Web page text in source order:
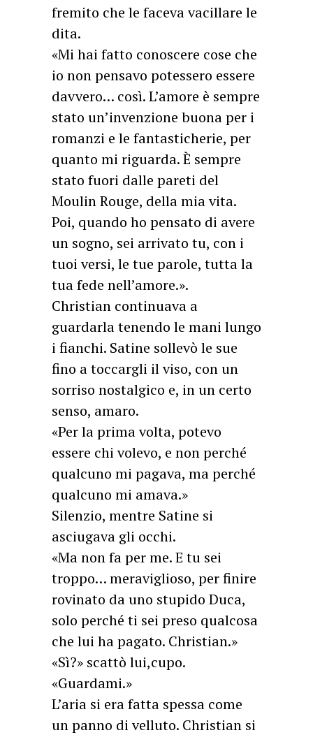
fremito che le faceva vacillare le
dita.
«Mi hai fatto conoscere cose che
io non pensavo potessero essere
davvero… così. L’amore è sempre
stato un’invenzione buona per i
romanzi e le fantasticherie, per
quanto mi riguarda. È sempre
stato fuori dalle pareti del
Moulin Rouge, della mia vita.
Poi, quando ho pensato di avere
un sogno, sei arrivato tu, con i
tuoi versi, le tue parole, tutta la
tua fede nell’amore.».
Christian continuava a
guardarla tenendo le mani lungo
i fianchi. Satine sollevò le sue
fino a toccargli il viso, con un
sorriso nostalgico e, in un certo
senso, amaro.
«Per la prima volta, potevo
essere chi volevo, e non perché
qualcuno mi pagava, ma perché
qualcuno mi amava.»
Silenzio, mentre Satine si
asciugava gli occhi.
«Ma non fa per me. E tu sei
troppo… meraviglioso, per finire
rovinato da uno stupido Duca,
solo perché ti sei preso qualcosa
che lui ha pagato. Christian.»
«Sì?» scattò lui,cupo.
«Guardami.»
L’aria si era fatta spessa come
un panno di velluto. Christian si